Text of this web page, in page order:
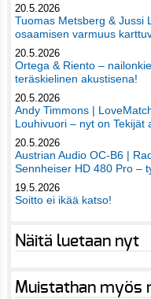
20.5.2026
Tuomas Metsberg & Jussi
osaamisen varmuus
20.5.2026
Ortega & Riento –
teräskielinen akustisena!
20.5.2026
Andy Timmons |
Louhivuori – nyt on Tekijät
20.5.2026
Austrian Audio OC-B6 |
Sennheiser HD 480 Pro –
19.5.2026
Soitto ei ikää katso!
Näitä luetaan nyt
Muistathan myös